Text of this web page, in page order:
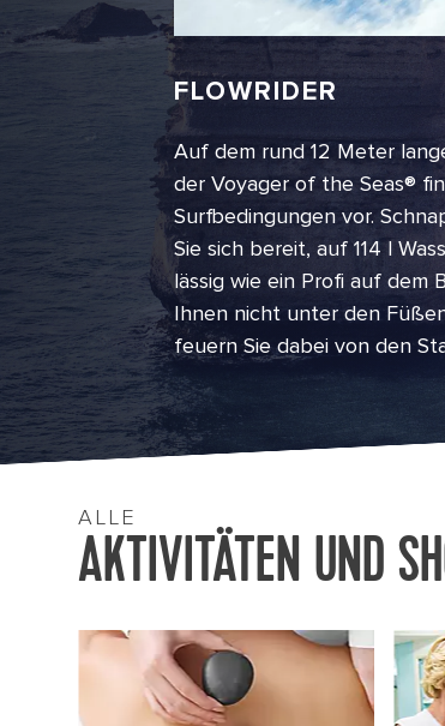
FLOWRIDER
Auf dem rund 12 Meter
der Voyager of the Seas®
Surfbedingungen vor.
Sie sich bereit, auf 114 l
lässig wie ein Profi auf dem
Ihnen nicht unter den
feuern Sie dabei von den
ALLE
AKTIVITÄTEN UND